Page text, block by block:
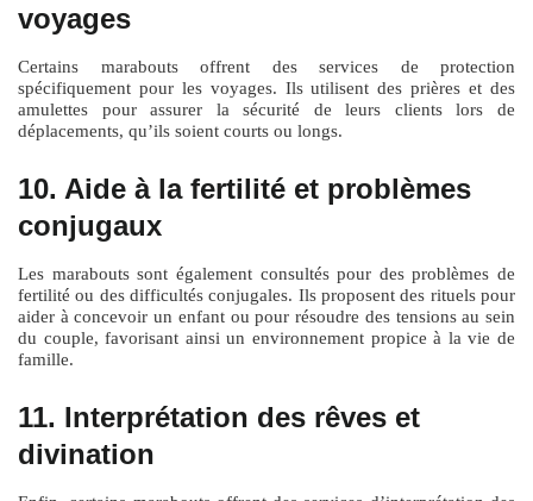
voyages
Certains marabouts offrent des services de protection
spécifiquement pour les voyages. Ils utilisent des prières et des
amulettes pour assurer la sécurité de leurs clients lors de
déplacements, qu’ils soient courts ou longs.
10. Aide à la fertilité et problèmes
conjugaux
Les marabouts sont également consultés pour des problèmes de
fertilité ou des difficultés conjugales. Ils proposent des rituels pour
aider à concevoir un enfant ou pour résoudre des tensions au sein
du couple, favorisant ainsi un environnement propice à la vie de
famille.
11. Interprétation des rêves et
divination